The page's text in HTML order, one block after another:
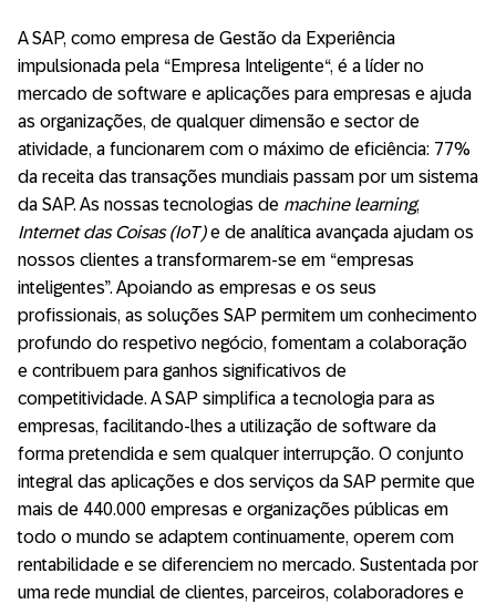
A SAP, como empresa de Gestão da Experiência
impulsionada pela “Empresa Inteligente“, é a líder no
mercado de software e aplicações para empresas e ajuda
as organizações, de qualquer dimensão e sector de
atividade, a funcionarem com o máximo de eficiência: 77%
da receita das transações mundiais passam por um sistema
da SAP. As nossas tecnologias de machine learning,
Internet das Coisas (IoT)e de analítica avançada ajudam os
nossos clientes a transformarem-se em “empresas
inteligentes”. Apoiando as empresas e os seus
profissionais, as soluções SAP permitem um conhecimento
profundo do respetivo negócio, fomentam a colaboração
e contribuem para ganhos significativos de
competitividade. A SAP simplifica a tecnologia para as
empresas, facilitando-lhes a utilização de software da
forma pretendida e sem qualquer interrupção. O conjunto
integral das aplicações e dos serviços da SAP permite que
mais de 440.000 empresas e organizações públicas em
todo o mundo se adaptem continuamente, operem com
rentabilidade e se diferenciem no mercado. Sustentada por
uma rede mundial de clientes, parceiros, colaboradores e